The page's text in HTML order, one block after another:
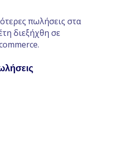
πωλήσεις στα
διεξήχθη σε